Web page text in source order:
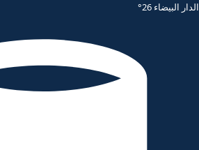
الدار البيضاء 26°